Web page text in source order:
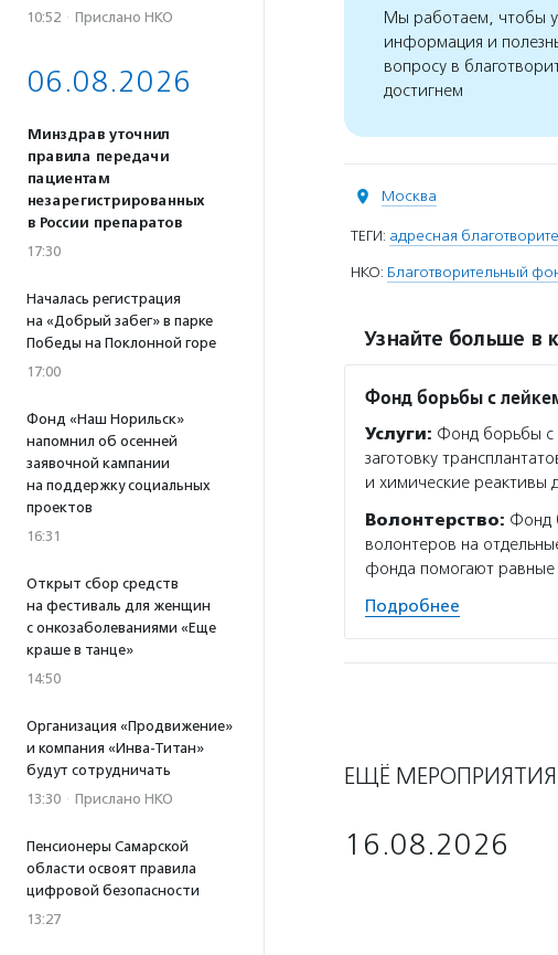
10:52 · Прислано НКО
06.08.2026
Минздрав уточнил
правила передачи
пациентам
незарегистрированных
в России препаратов
17:30
Началась регистрация
на «Добрый забег» в парке
Победы на Поклонной горе
17:00
Фонд «Наш Норильск»
напомнил об осенней
заявочной кампании
на поддержку социальных
проектов
16:31
Открыт сбор средств
на фестиваль для женщин
с онкозаболеваниями «Еще
краше в танце»
14:50
Организация «Продвижение»
и компания «Инва-Титан»
будут сотрудничать
13:30 · Прислано НКО
Пенсионеры Самарской
области освоят правила
цифровой безопасности
13:27
Мы работаем, чтобы у
информация и
вопросу в
достигнем
Москва
ТЕГИ: адресная
НКО: Благотворительный
Узнайте больше в
Фонд борьбы с
Услуги: Фонд борьбы с
заготовку
и химические реактивы
Волонтерство: Фонд
волонтеров на
фонда помогают равные
Подробнее
ЕЩЁ МЕРОПРИЯТИЯ
16.08.2026